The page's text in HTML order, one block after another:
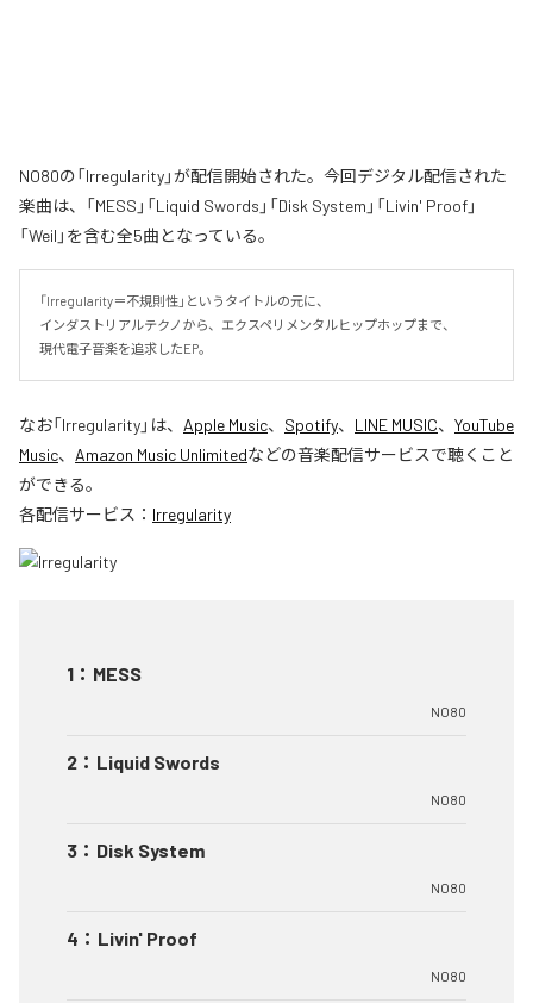
NO80の「Irregularity」が配信開始された。今回デジタル配信された
楽曲は、「MESS」「Liquid Swords」「Disk System」「Livin' Proof」
「Weil」を含む全5曲となっている。
「Irregularity＝不規則性」というタイトルの元に、
インダストリアルテクノから、エクスペリメンタルヒップホップまで、
現代電子音楽を追求したEP。
なお「Irregularity」は、 Apple Music、 Spotify、 LINE MUSIC、 YouTube
Music、 Amazon Music Unlimitedなどの音楽配信サービスで聴くこと
ができる。
各配信サービス： Irregularity
1 ： MESS
NO80
2 ： Liquid Swords
NO80
3 ： Disk System
NO80
4 ： Livin' Proof
NO80